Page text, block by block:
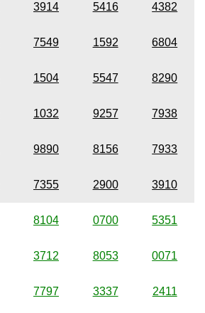
3914 5416 4382
7549 1592 6804
1504 5547 8290
1032 9257 7938
9890 8156 7933
7355 2900 3910
8104 0700 5351
3712 8053 0071
7797 3337 2411